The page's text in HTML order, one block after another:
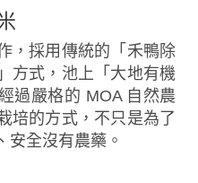
，採用傳統的「禾鴨除
方式，池上「大地有機
過嚴格的 MOA 自然農
培的方式，不只是為了
安全沒有農藥。